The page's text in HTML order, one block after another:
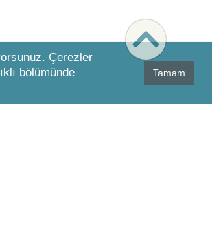
Çerezler
bölümünde Tamam